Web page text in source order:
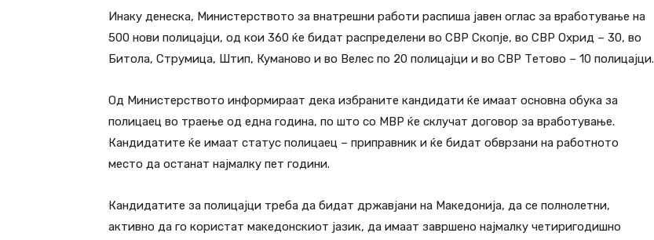
Инаку денеска, Министерството за внатрешни работи распиша јавен оглас за вработување на
500 нови полицајци, од кои 360 ќе бидат распределени во СВР Скопје, во СВР Охрид – 30, во
Битола, Струмица, Штип, Куманово и во Велес по 20 полицајци и во СВР Тетово – 10 полицајци.
Од Министерството информираат дека избраните кандидати ќе имаат основна обука за
полицаец во траење од една година, по што со МВР ќе склучат договор за вработување.
Кандидатите ќе имаат статус полицаец – приправник и ќе бидат обврзани на работното
место да останат најмалку пет години.
Кандидатите за полицајци треба да бидат државјани на Македонија, да се полнолетни,
активно да го користат македонскиот јазик, да имаат завршено најмалку четиригодишно